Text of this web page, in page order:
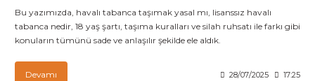
Bu yazımızda, havalı tabanca taşımak yasal mı, lisanssız havalı
tabanca nedir, 18 yaş şartı, taşıma kuralları ve silah ruhsatı ile farkı gibi
konuların tümünü sade ve anlaşılır şekilde ele aldık.
Devamı 28/07/2025 17:25